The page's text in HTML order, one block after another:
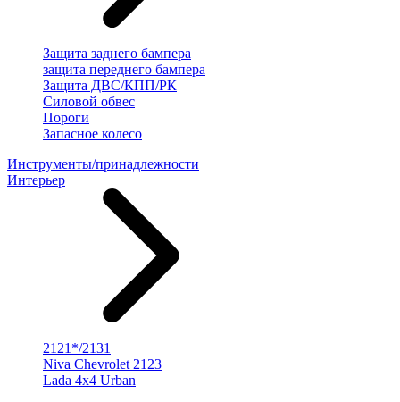
Защита заднего бампера
защита переднего бампера
Защита ДВС/КПП/РК
Силовой обвес
Пороги
Запасное колесо
Инструменты/принадлежности
Интерьер
2121*/2131
Niva Chevrolet 2123
Lada 4x4 Urban